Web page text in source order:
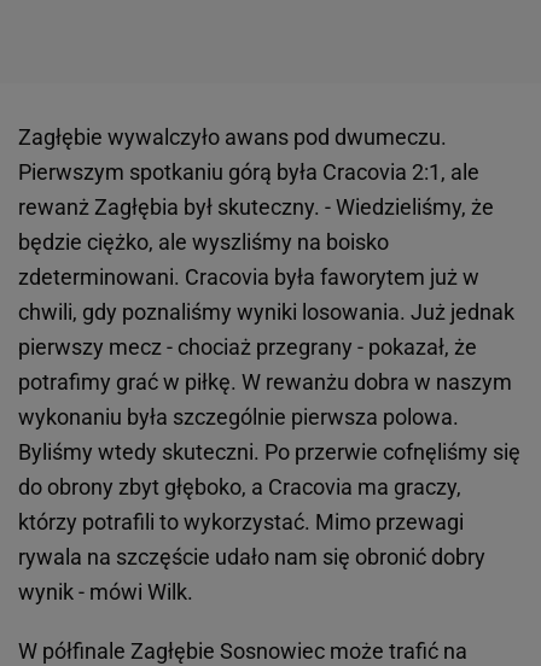
Zagłębie wywalczyło awans pod dwumeczu.
Pierwszym spotkaniu górą była Cracovia 2:1, ale
rewanż Zagłębia był skuteczny. - Wiedzieliśmy, że
będzie ciężko, ale wyszliśmy na boisko
zdeterminowani. Cracovia była faworytem już w
chwili, gdy poznaliśmy wyniki losowania. Już jednak
pierwszy mecz - chociaż przegrany - pokazał, że
potrafimy grać w piłkę. W rewanżu dobra w naszym
wykonaniu była szczególnie pierwsza polowa.
Byliśmy wtedy skuteczni. Po przerwie cofnęliśmy się
do obrony zbyt głęboko, a Cracovia ma graczy,
którzy potrafili to wykorzystać. Mimo przewagi
rywala na szczęście udało nam się obronić dobry
wynik - mówi Wilk.
W półfinale Zagłębie Sosnowiec może trafić na